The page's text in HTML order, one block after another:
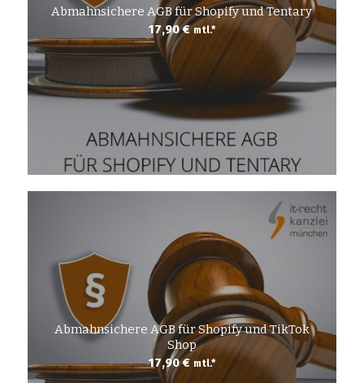
Abmahnsichere AGB für Shopify und Tentary
17,90€ mtl.*
Abmahnsichere AGB für Shopify und TikTok
Shop
17,90€ mtl.*